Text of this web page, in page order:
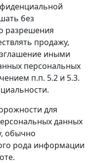
без
разрешения
продажу,
иными
персональных
п.п. 5.2 и 5.3.
для
данных
обычно
рода информации